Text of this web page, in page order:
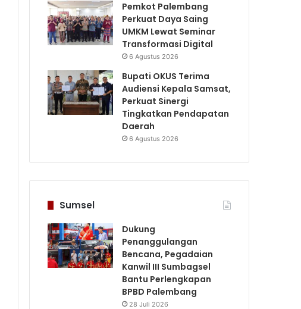
Pemkot Palembang
Perkuat Daya Saing
UMKM Lewat Seminar
Transformasi Digital
6 Agustus 2026
Bupati OKUS Terima
Audiensi Kepala Samsat,
Perkuat Sinergi
Tingkatkan Pendapatan
Daerah
6 Agustus 2026
Sumsel
Dukung
Penanggulangan
Bencana, Pegadaian
Kanwil III Sumbagsel
Bantu Perlengkapan
BPBD Palembang
28 Juli 2026